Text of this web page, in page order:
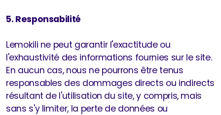
5. Responsabilité
Lemokili ne peut garantir l'exactitude ou
l'exhaustivité des informations fournies sur le site.
En aucun cas, nous ne pourrons être tenus
responsables des dommages directs ou indirects
résultant de l'utilisation du site, y compris, mais
sans s'y limiter, la perte de données ou